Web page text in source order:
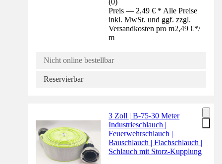
(0)
Preis — 2,49 € * Alle Preise
inkl. MwSt. und ggf. zzgl.
Versandkosten pro m2,49 €*/
m
Nicht online bestellbar
Reservierbar
3 Zoll | B-75-30 Meter
Industrieschlauch |
Feuerwehrschlauch |
Bauschlauch | Flachschlauch |
Schlauch mit Storz-Kupplung